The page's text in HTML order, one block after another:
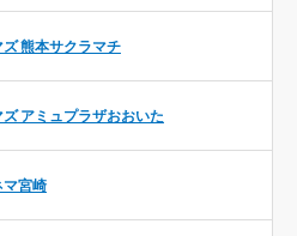
ズ 熊本サクラマチ
ズ アミュプラザおおいた
マ宮崎